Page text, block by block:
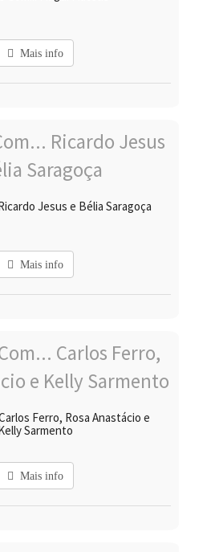
Mais info
Jesus e Bélia Saragoça
Mais info
Ferro, Rosa Anastácio e
Sarmento
Mais info